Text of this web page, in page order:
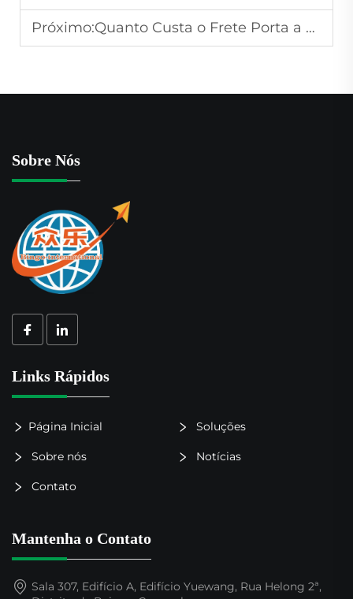
Próximo:Quanto Custa o Frete Porta a Porta da China para os EUA?
Sobre Nós
Links Rápidos
Página Inicial Soluções
Sobre nós Notícias
Contato
Mantenha o Contato
Sala 307, Edifício A, Edifício Yuewang, Rua Helong 2ª,